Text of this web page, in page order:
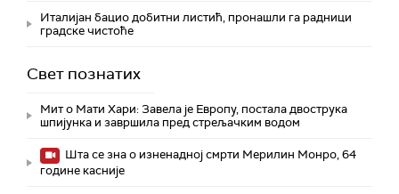
Италијан бацио добитни листић, пронашли га радници
градске чистоће
Свет познатих
Мит о Мати Хари: Завела је Европу, постала двострука
шпијунка и завршила пред стрељачким водом
Шта се зна о изненадној смрти Мерилин Монро, 64
године касније